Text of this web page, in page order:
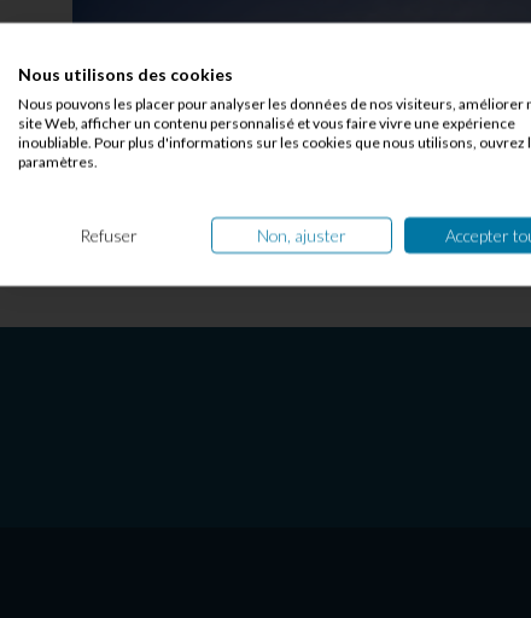
Nous utilisons des cookies
Nous pouvons les placer pour analyser les données de nos visiteurs, améliorer
site Web, afficher un contenu personnalisé et vous faire vivre une expérience
inoubliable. Pour plus d'informations sur les cookies que nous utilisons, ouvrez
paramètres.
Refuser Non, ajuster Accepter